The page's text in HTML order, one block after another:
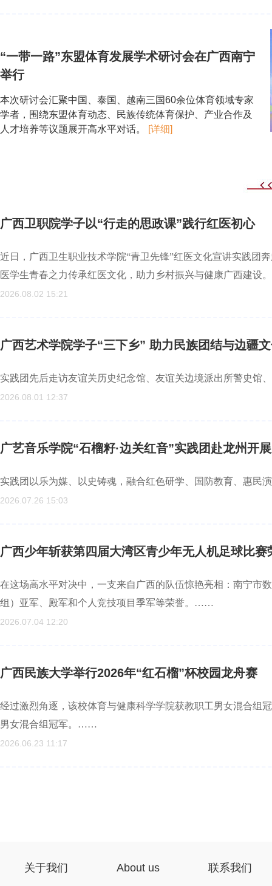
“一带一路”东盟体育发展学术研讨会在广西南宁
举行
本次研讨会汇聚中国、泰国、越南三国60余位体育领域专家
学者，围绕东盟体育动态、民族传统体育保护、产业合作及
人才培养等议题展开高水平对话。
[详细]
广西卫职院学子以“行走的思政课”践行红医初心
近日，广西卫生职业技术学院“青卫先锋”红医文化宣讲实践团
医学生青春之力传承红医文化，助力乡村振兴与健康广西建
2026.08.02 15:21
广西艺术学院学子“三下乡” 助力民族团结与边疆
实践团先后走访友谊关历史纪念馆、友谊关边境派出所警史
2026.08.01 12:37
广艺音乐学院“石榴籽·边关红音”实践团赴龙州开
实践团以乐为媒、以史铸魂，融合红色研学、国防教育、惠
2026.07.26 15:03
广西少年斩获第四届大湾区青少年无人机足球比赛
在这场高水平对决中，一支来自广西的队伍惊艳亮相：南宁市
组）亚军、殿军和个人竞技项目季军等荣誉。……
2026.07.04 12:20
广西民族大学举行2026年“红石榴”杯校园龙舟赛
经过激烈角逐，该校体育与健康科学学院获教职工男女混合组
男女混合组冠军。……
2026.06.23 11:17
关于我们 About us 联系我们